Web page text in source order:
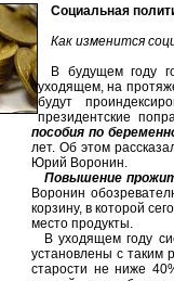
Социальная
Как изменится
В будущем году
уходящем, на
будут
президентские
пособия по
лет. Об этом
Юрий Воронин.
Повышение
Воронин
корзину, в которой
место продукты.
В уходящем году
установлены с таким
старости не ниже